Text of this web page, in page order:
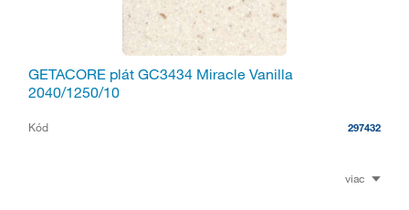
GETACORE plát GC3434 Miracle Vanilla
2040/1250/10
Kód 297432
viac